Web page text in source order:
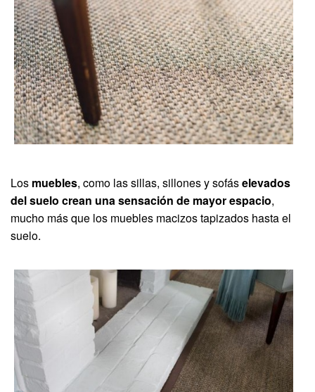
Los muebles, como las sillas, sillones y sofáselevados
del suelo crean una sensación de mayor espacio,
mucho más que los muebles macizos tapizados hasta el
suelo.